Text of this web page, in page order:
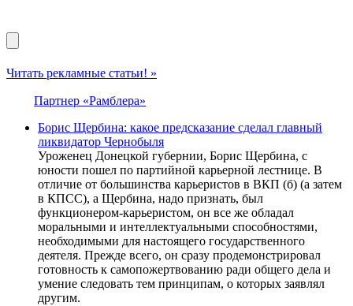
Читать рекламные статьи! »
Партнер «Рамблера»
Борис Щербина: какое предсказание сделал главный
ликвидатор Чернобыля
Уроженец Донецкой губернии, Борис Щербина, с
юности пошел по партийной карьерной лестнице. В
отличие от большинства карьеристов в ВКП (б) (а затем
в КПСС), а Щербина, надо признать, был
функционером-карьеристом, он все же обладал
моральными и интеллектуальными способностями,
необходимыми для настоящего государственного
деятеля. Прежде всего, он сразу продемонстрировал
готовность к самопожертвованию ради общего дела и
умение следовать тем принципам, о которых заявлял
другим.